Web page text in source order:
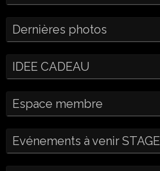
Dernières photos
IDEE CADEAU
Espace membre
Evénements à venir STAGE